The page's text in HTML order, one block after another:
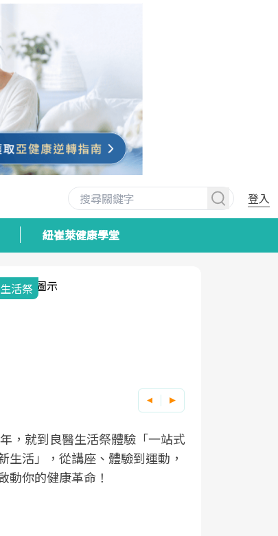
登入
紐崔萊健康學堂
活祭
，就到良醫生活祭體驗「一站式
生活」，從講座、體驗到運動，
動你的健康革命！